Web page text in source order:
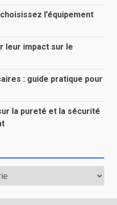
l’équipement
leur impact sur le
: guide pratique pour
la pureté et la sécurité